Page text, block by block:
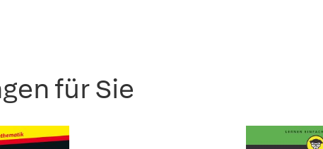
für Sie